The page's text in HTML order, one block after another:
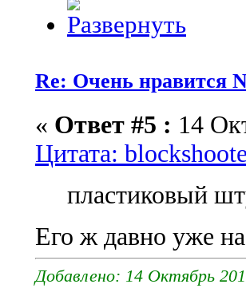
Re: Очень нравится
« Ответ #5 : 14
Цитата:
пластиковый
Его ж давно уже
Добавлено: 14 Октябрь